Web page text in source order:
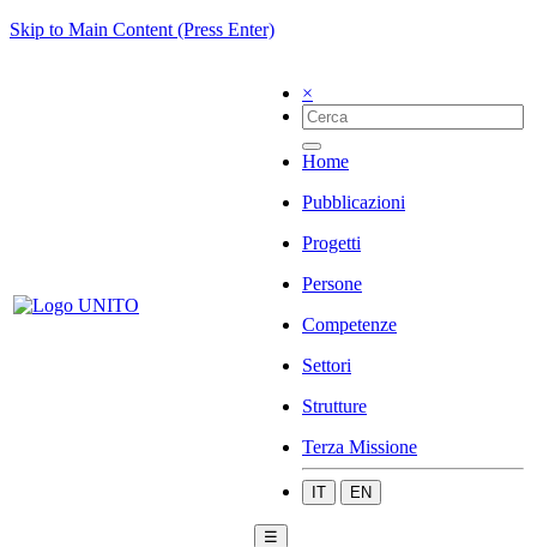
Skip to Main Content (Press Enter)
×
Home
Pubblicazioni
Progetti
Persone
Competenze
Settori
Strutture
Terza Missione
IT EN
☰